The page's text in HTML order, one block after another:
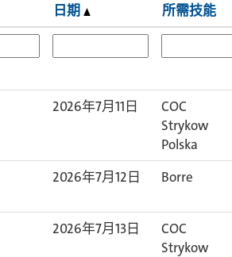
日期 所需技能
2026年7月11日
COC
Strykow
Polska
2026年7月12日 Borre
2026年7月13日
COC
Strykow